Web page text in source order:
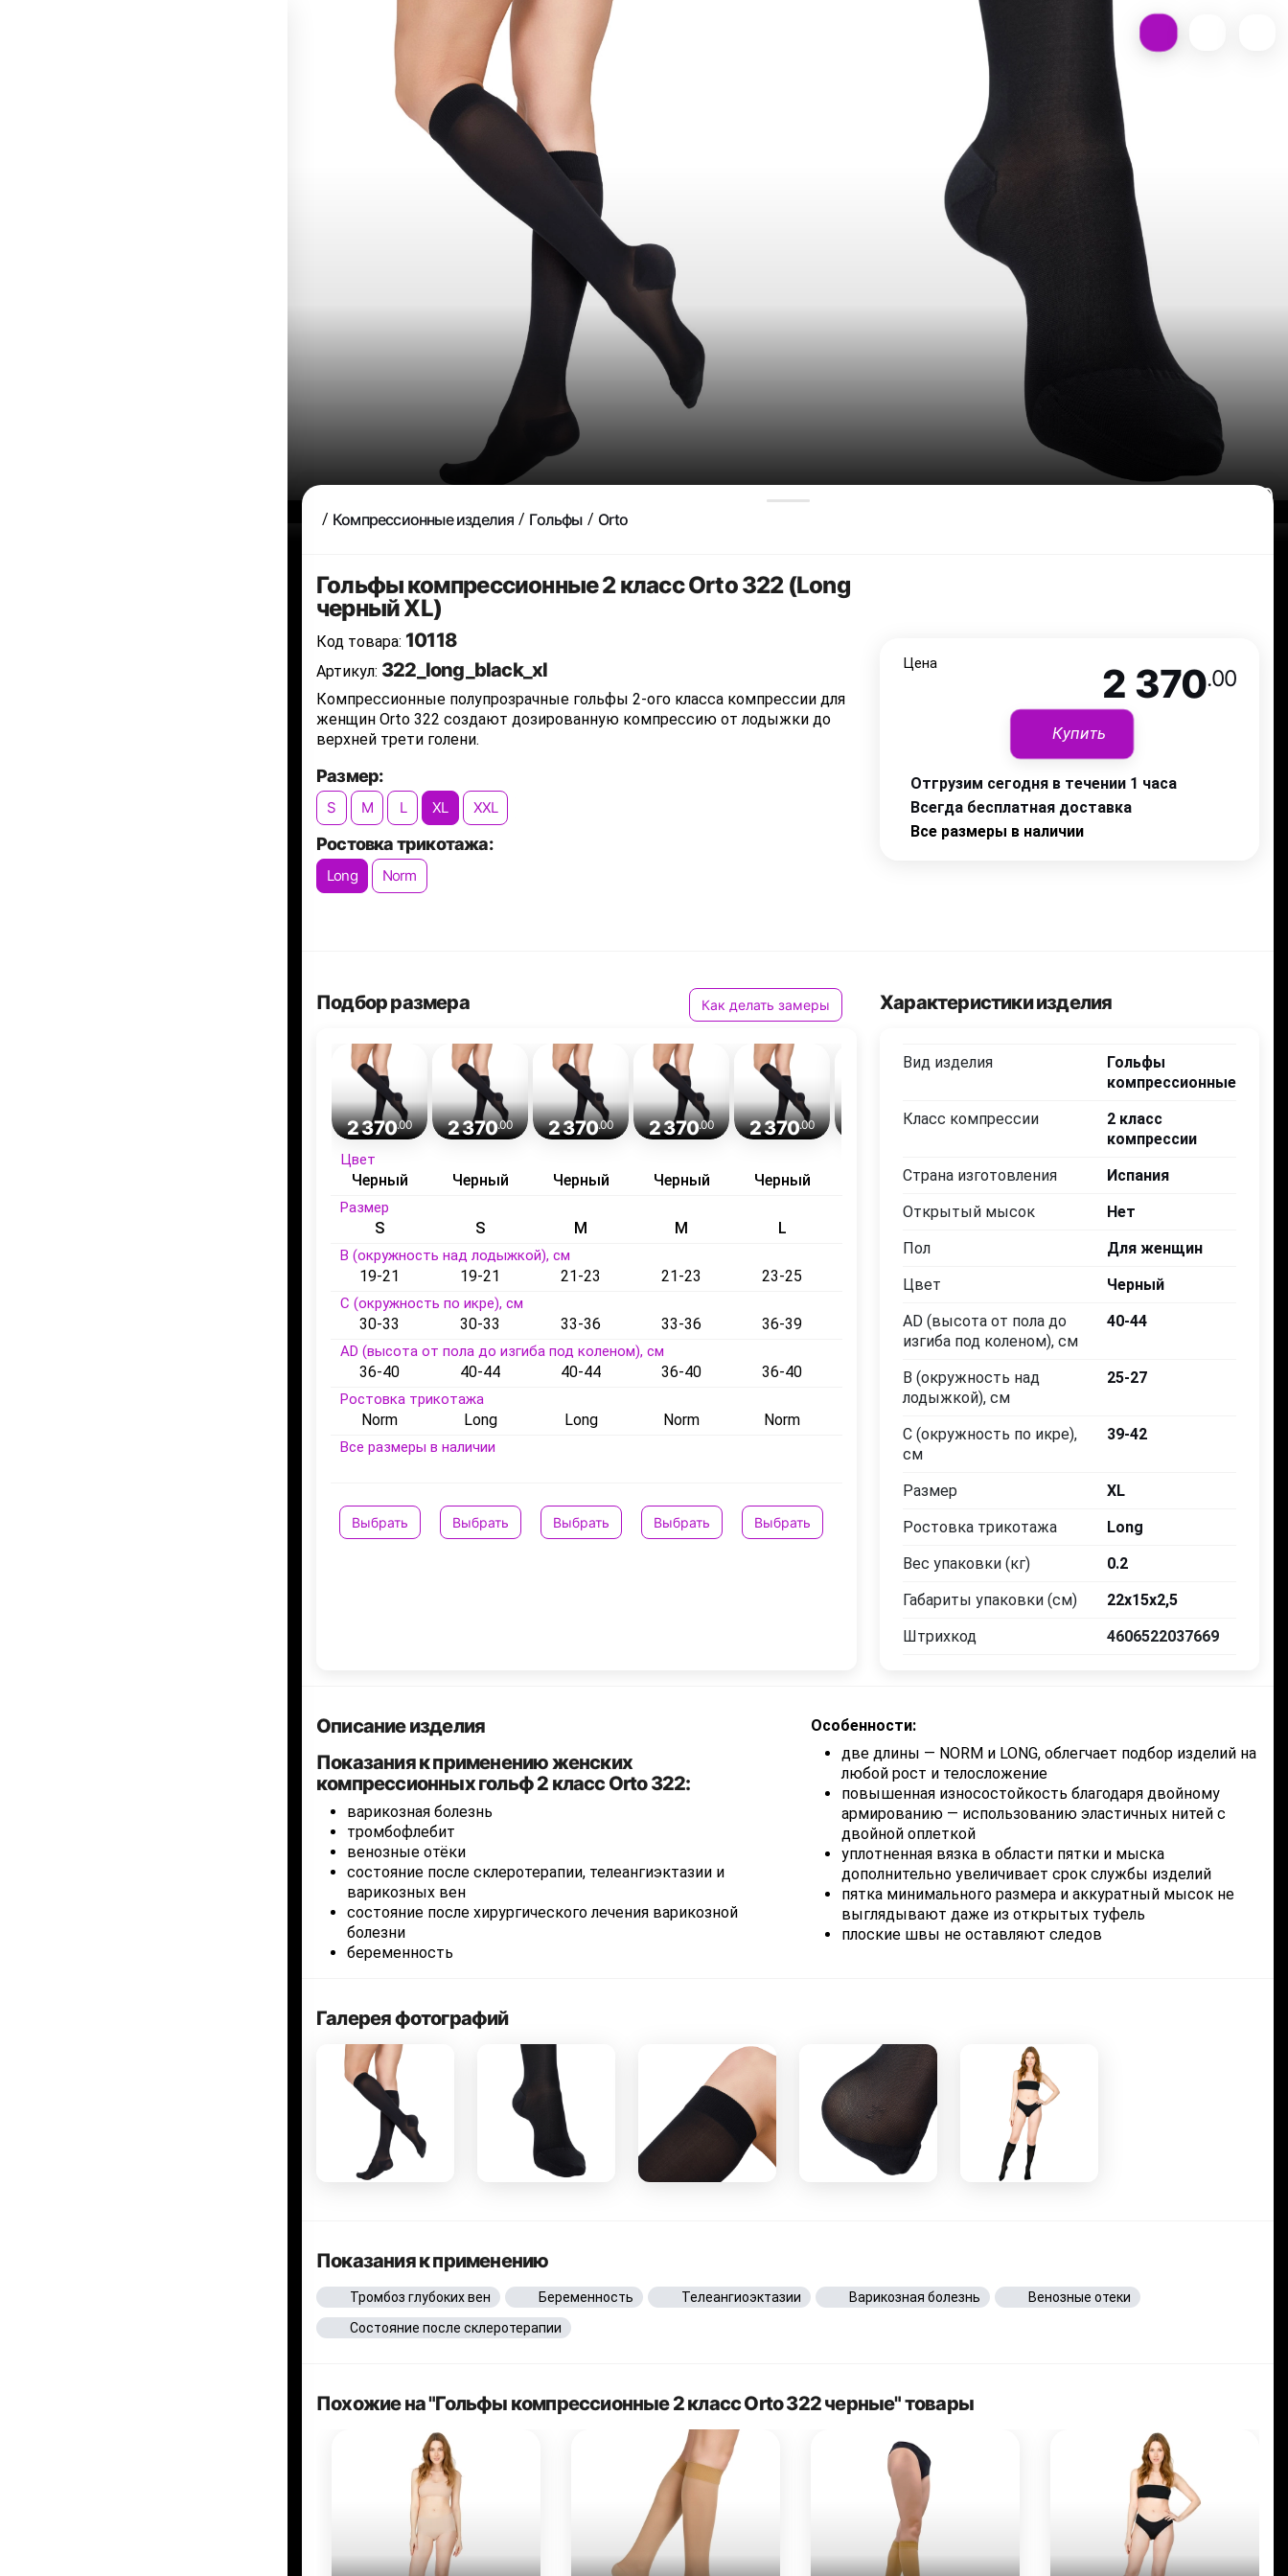
2 370 .00
Компрессионные изделия Гольфы Orto
Гольфы компрессионные 2 класс Orto 322 (Long
черный XL)
Код товара: 10118
Артикул: 322_long_black_xl
Компрессионные полупрозрачные гольфы 2-ого класса компрессии для
женщин Orto 322 создают дозированную компрессию от лодыжки до
верхней трети голени.
Размер:
S M L XL XXL
Ростовка трикотажа:
Long Norm
Цена 2 370.00
Купить
Отгрузим сегодня в течении 1 часа
Всегда бесплатная доставка
Все размеры в наличии
Подбор размера Как делать замеры
Цвет
Размер
B (окружность над лодыжкой), см
C (окружность по икре), см
AD (высота от пола до изгиба под коленом), см
Ростовка трикотажа
Все размеры в наличии
2 370.00
Черный
S
19-21
30-33
36-40
Norm
Выбрать
2 370.00
Черный
S
19-21
30-33
40-44
Long
Выбрать
2 370.00
Черный
M
21-23
33-36
40-44
Long
Выбрать
2 370.00
Черный
M
21-23
33-36
36-40
Norm
Выбрать
2 370.00
Черный
L
23-25
36-39
36-40
Norm
Выбрать
.00
Черный
Выбрать
2 370.00
Черный
39-42
36-40
Выбрать
.00
Черный
39-42
2 370
Черный
Характеристики изделия
Вид изделия
Гольфы
компрессионные
Класс компрессии
2 класс
компрессии
Страна изготовления
Испания
Открытый мысок
Нет
Пол
Для женщин
Цвет
Черный
AD (высота от пола до
изгиба под коленом), см
40-44
B (окружность над
лодыжкой), см
25-27
C (окружность по икре),
см
39-42
Размер
XL
Ростовка трикотажа
Long
Вес упаковки (кг)
0.2
Габариты упаковки (см)
22x15x2,5
Штрихкод
4606522037669
Описание изделия
Показания к применению женских
компрессионных гольф 2 класс Orto 322:
варикозная болезнь
тромбофлебит
венозные отёки
состояние после склеротерапии, телеангиэктазии и
варикозных вен
состояние после хирургического лечения варикозной
болезни
беременность
Особенности:
две длины — NORM и LONG, облегчает подбор изделий на
любой рост и телосложение
повышенная износостойкость благодаря двойному
армированию — использованию эластичных нитей с
двойной оплеткой
уплотненная вязка в области пятки и мыска
дополнительно увеличивает срок службы изделий
пятка минимального размера и аккуратный мысок не
выглядывают даже из открытых туфель
плоские швы не оставляют следов
Галерея фотографий
Показания к применению
Тромбоз глубоких вен Беременность Телеангиоэктазии Варикозная болезнь
Венозные отеки
Состояние после склеротерапии
Похожие на "Гольфы компрессионные 2 класс Orto 322 черные" товары